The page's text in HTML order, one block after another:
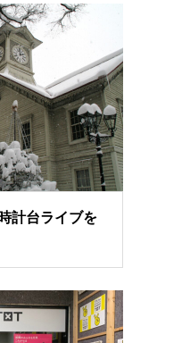
計台ライブを